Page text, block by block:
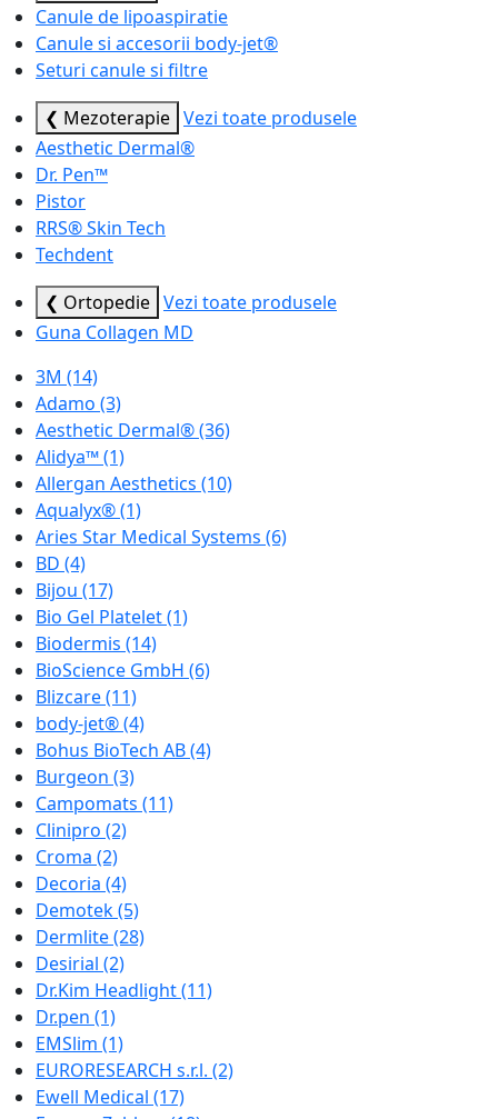
Canule de lipoaspiratie
Canule si accesorii body-jet®
Seturi canule si filtre
❮ Mezoterapie Vezi toate produsele
Aesthetic Dermal®
Dr. Pen™
Pistor
RRS® Skin Tech
Techdent
❮ Ortopedie Vezi toate produsele
Guna Collagen MD
3M (14)
Adamo (3)
Aesthetic Dermal®(36)
Alidya™(1)
Allergan Aesthetics (10)
Aqualyx®(1)
Aries Star Medical Systems (6)
BD (4)
Bijou (17)
Bio Gel Platelet(1)
Biodermis (14)
BioScience GmbH (6)
Blizcare(11)
body-jet®(4)
Bohus BioTech AB(4)
Burgeon (3)
Campomats (11)
Clinipro (2)
Croma (2)
Decoria (4)
Demotek(5)
Dermlite(28)
Desirial (2)
Dr.Kim Headlight(11)
Dr.pen (1)
EMSlim (1)
EURORESEARCH s.r.l. (2)
Ewell Medical (17)